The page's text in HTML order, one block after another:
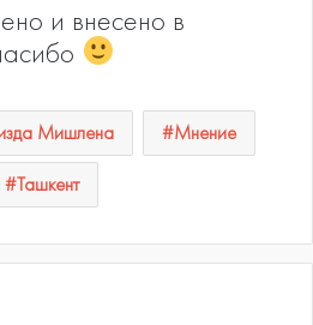
и внесено в
Мишлена Мнение
Ташкент